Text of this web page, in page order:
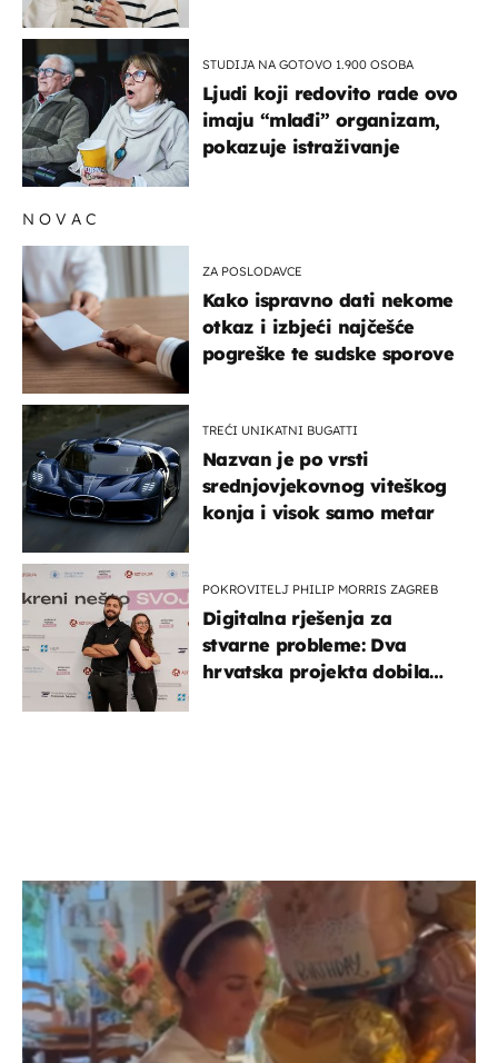
STUDIJA NA GOTOVO 1.900 OSOBA
Ljudi koji redovito rade ovo
imaju “mlađi” organizam,
pokazuje istraživanje
NOVAC
ZA POSLODAVCE
Kako ispravno dati nekome
otkaz i izbjeći najčešće
pogreške te sudske sporove
TREĆI UNIKATNI BUGATTI
Nazvan je po vrsti
srednjovjekovnog viteškog
konja i visok samo metar
POKROVITELJ PHILIP MORRIS ZAGREB
Digitalna rješenja za
stvarne probleme: Dva
hrvatska projekta dobila